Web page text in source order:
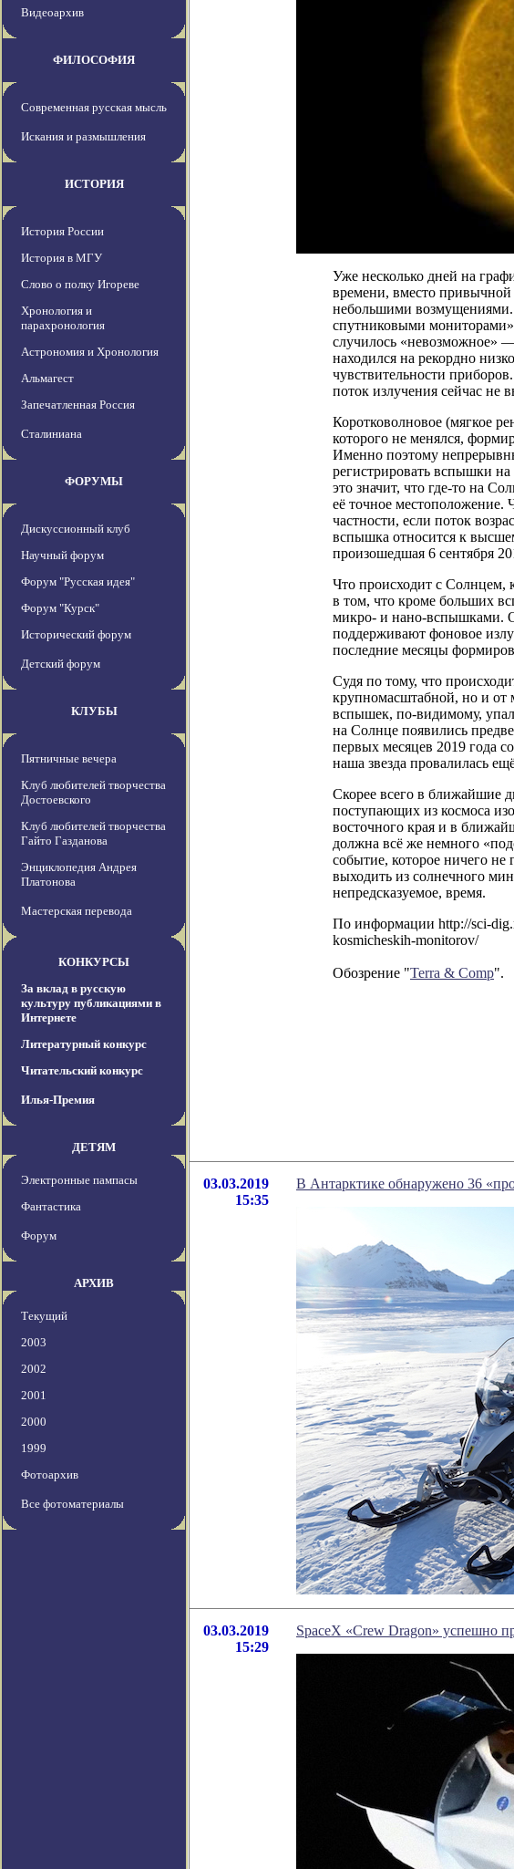
Видеоархив
ФИЛОСОФИЯ
Современная русская мысль
Искания и размышления
ИСТОРИЯ
История России
История в МГУ
Слово о полку Игореве
Хронология и
парахронология
Астрономия и Хронология
Альмагест
Запечатленная Россия
Сталиниана
ФОРУМЫ
Дискуссионный клуб
Научный форум
Форум "Русская идея"
Форум "Курск"
Исторический форум
Детский форум
КЛУБЫ
Пятничные вечера
Клуб любителей творчества
Достоевского
Клуб любителей творчества
Гайто Газданова
Энциклопедия Андрея
Платонова
Мастерская перевода
КОНКУРСЫ
За вклад в русскую
культуру публикациями в
Интернете
Литературный конкурс
Читательский конкурс
Илья-Премия
ДЕТЯМ
Электронные пампасы
Фантастика
Форум
АРХИВ
Текущий
2003
2002
2001
2000
1999
Фотоархив
Все фотоматериалы
Уже несколько дней на
времени, вместо
небольшими возмущениями.
спутниковыми
случилось «невозможное»
находился на рекордно
чувствительности
поток излучения сейчас не
Коротковолновое (мягкое
которого не менялся,
Именно поэтому
регистрировать вспышки
это значит, что где-то на
её точное
частности, если поток
вспышка относится к
произошедшая 6 сентября
Что происходит с Солнцем,
в том, что кроме больших
микро- и нано-вспышками.
поддерживают фоновое
последние месяцы
Судя по тому, что
крупномасштабной, но и от
вспышек, по-видимому, упал
на Солнце появились
первых месяцев 2019 года
наша звезда провалилась
Скорее всего в ближайшие
поступающих из космоса
восточного края и в
должна всё же немного
событие, которое ничего
выходить из солнечного
непредсказуемое, время.
По информации http://sci-
kosmicheskih-monitorov/
Обозрение "Terra & Comp".
03.03.2019
15:35
В Антарктике обнаружено 36
03.03.2019
15:29
SpaceX «Crew Dragon» успешно